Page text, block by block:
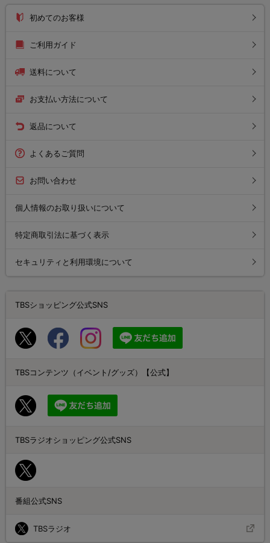
初めてのお客様
ご利用ガイド
送料について
お支払い方法について
返品について
よくあるご質問
お問い合わせ
個人情報のお取り扱いについて
特定商取引法に基づく表示
セキュリティと利用環境について
TBSショッピング公式SNS
TBSコンテンツ（イベント/グッズ）【公式】
TBSラジオショッピング公式SNS
番組公式SNS
TBSラジオ